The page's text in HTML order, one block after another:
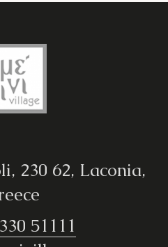
230 62, Laconia,
51111